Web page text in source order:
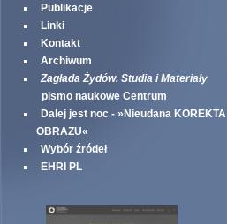
Publikacje
Linki
Kontakt
Archiwum
Zagłada Żydów. Studia i Materiały
pismo naukowe Centrum
Dalej jest noc - »Nieudana KOREKTA
OBRAZU«
Wybór źródeł
EHRI PL